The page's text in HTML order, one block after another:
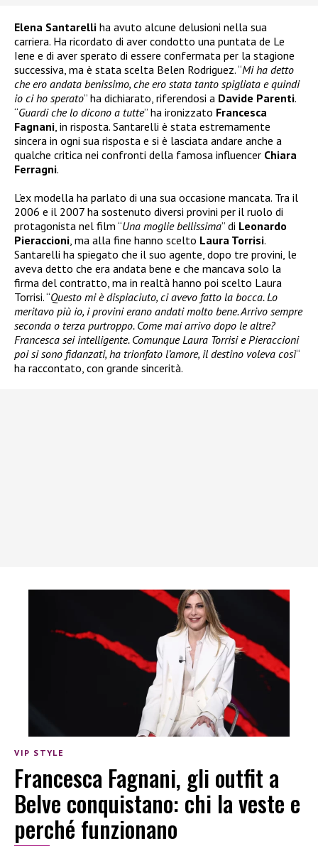
Elena Santarelli ha avuto alcune delusioni nella sua
carriera. Ha ricordato di aver condotto una puntata de Le
Iene e di aver sperato di essere confermata per la stagione
successiva, ma è stata scelta Belen Rodriguez. “Mi ha detto
che ero andata benissimo, che ero stata tanto spigliata e quindi
io ci ho sperato” ha dichiarato, riferendosi a Davide Parenti.
“Guardi che lo dicono a tutte” ha ironizzato Francesca
Fagnani , in risposta. Santarelli è stata estremamente
sincera in ogni sua risposta e si è lasciata andare anche a
qualche critica nei confronti della famosa influencer Chiara
Ferragni.
L’ex modella ha parlato di una sua occasione mancata. Tra il
2006 e il 2007 ha sostenuto diversi provini per il ruolo di
protagonista nel film “Una moglie bellissima” di Leonardo
Pieraccioni , ma alla fine hanno scelto Laura Torrisi.
Santarelli ha spiegato che il suo agente, dopo tre provini, le
aveva detto che era andata bene e che mancava solo la
firma del contratto, ma in realtà hanno poi scelto Laura
Torrisi. “Questo mi è dispiaciuto, ci avevo fatto la bocca. Lo
meritavo più io, i provini erano andati molto bene. Arrivo sempre
seconda o terza purtroppo. Come mai arrivo dopo le altre?
Francesca sei intelligente. Comunque Laura Torrisi e Pieraccioni
poi si sono fidanzati, ha trionfato l’amore, il destino voleva così“
ha raccontato, con grande sincerità.
VIP STYLE
Francesca Fagnani, gli outfit a
Belve conquistano: chi la veste e
perché funzionano